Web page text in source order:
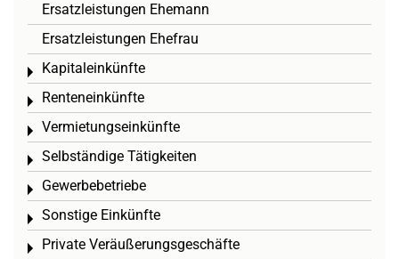
Ersatzleistungen Ehemann
Ersatzleistungen Ehefrau
Kapitaleinkünfte
Toggle menu
Renteneinkünfte
Toggle menu
Vermietungseinkünfte
Toggle menu
Selbständige Tätigkeiten
Toggle menu
Gewerbebetriebe
Toggle menu
Sonstige Einkünfte
Toggle menu
Private Veräußerungsgeschäfte
Toggle menu